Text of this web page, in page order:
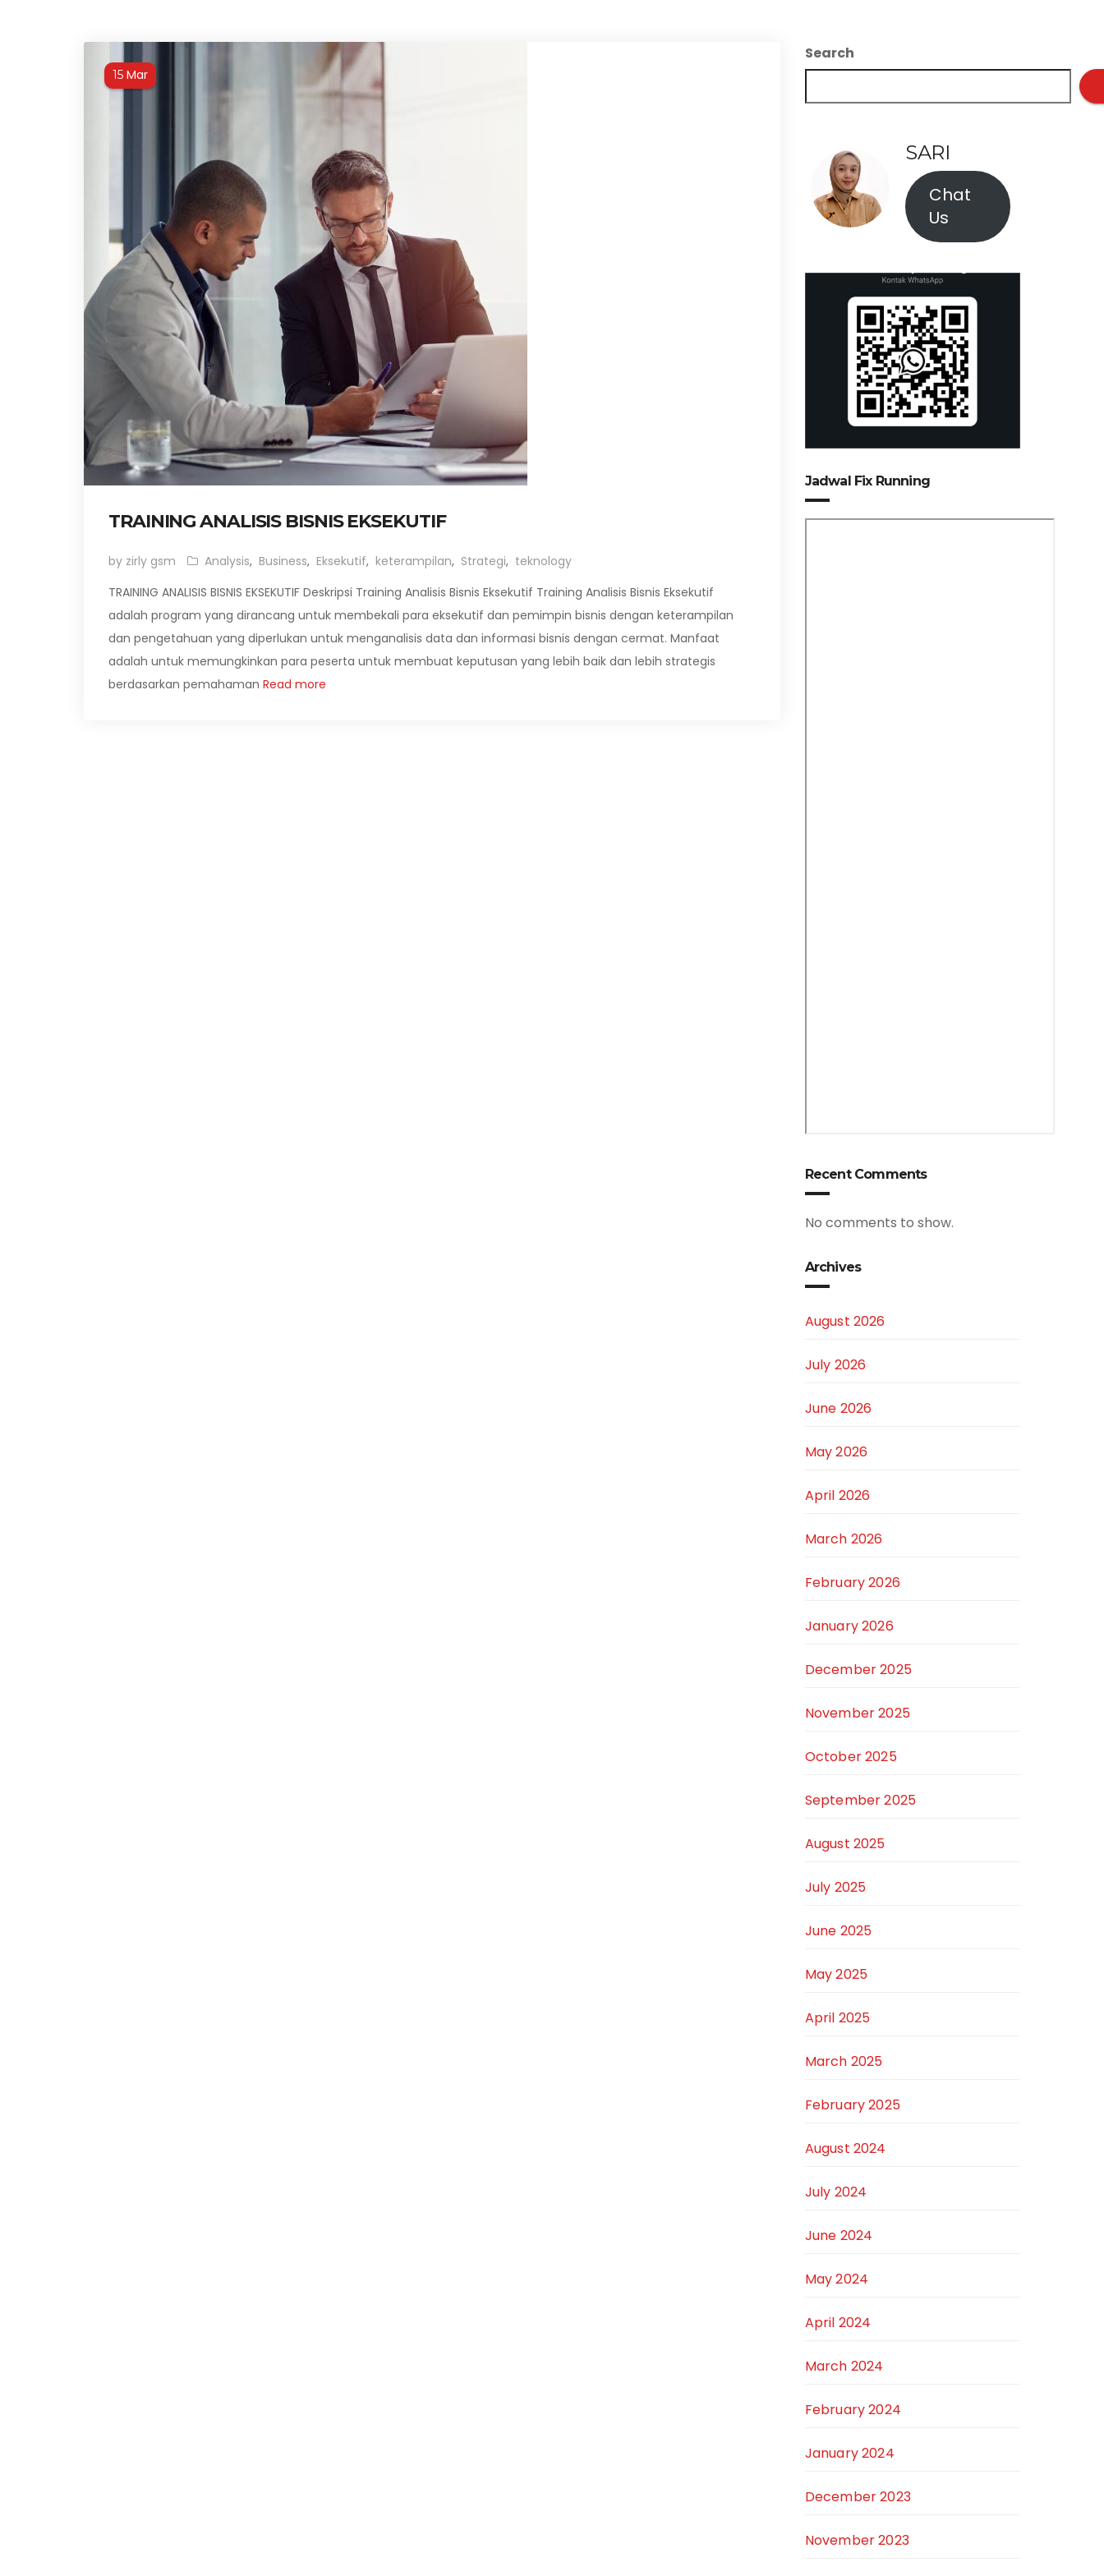
15 Mar
TRAINING ANALISIS BISNIS EKSEKUTIF
by zirly gsm Analysis, Business, Eksekutif, keterampilan, Strategi, teknology
TRAINING ANALISIS BISNIS EKSEKUTIF Deskripsi Training Analisis Bisnis Eksekutif Training Analisis Bisnis Eksekutif
adalah program yang dirancang untuk membekali para eksekutif dan pemimpin bisnis dengan keterampilan
dan pengetahuan yang diperlukan untuk menganalisis data dan informasi bisnis dengan cermat. Manfaat
adalah untuk memungkinkan para peserta untuk membuat keputusan yang lebih baik dan lebih strategis
berdasarkan pemahaman Read more
Search
SARI
Chat
Us
Jadwal Fix Running
Recent Comments
No comments to show.
Archives
August 2026
July 2026
June 2026
May 2026
April 2026
March 2026
February 2026
January 2026
December 2025
November 2025
October 2025
September 2025
August 2025
July 2025
June 2025
May 2025
April 2025
March 2025
February 2025
August 2024
July 2024
June 2024
May 2024
April 2024
March 2024
February 2024
January 2024
December 2023
November 2023